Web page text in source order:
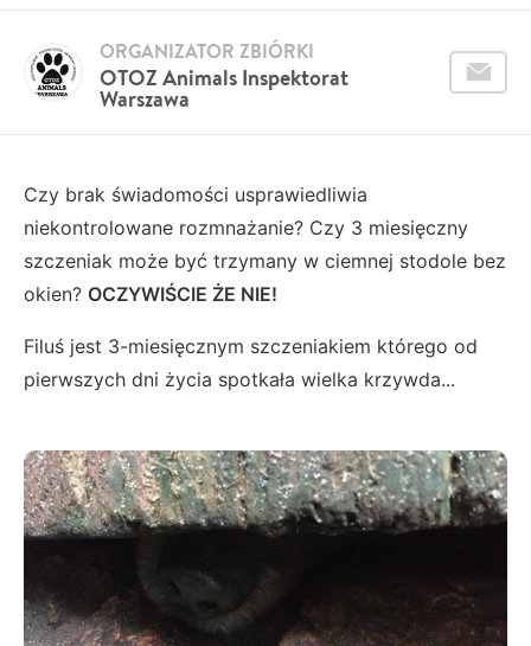
OTOZ Animals Inspektorat
Warszawa
ORGANIZATOR ZBIÓRKI
Czy brak świadomości usprawiedliwia
niekontrolowane rozmnażanie? Czy 3 miesięczny
szczeniak może być trzymany w ciemnej stodole bez
okien? OCZYWIŚCIE ŻE NIE!
Filuś jest 3-miesięcznym szczeniakiem którego od
pierwszych dni życia spotkała wielka krzywda...